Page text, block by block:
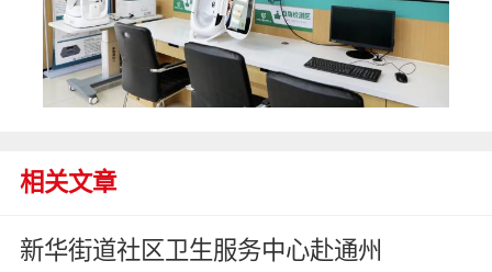
相关文章
新华街道社区卫生服务中心赴通州